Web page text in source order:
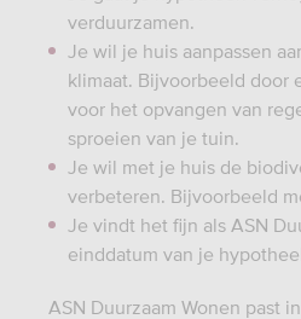
verduurzamen.
Je wil je huis aanpassen
klimaat. Bijvoorbeeld door
voor het opvangen van
sproeien van je tuin.
Je wil met je huis de
verbeteren. Bijvoorbeeld
Je vindt het fijn als ASN
einddatum van je
ASN Duurzaam Wonen past